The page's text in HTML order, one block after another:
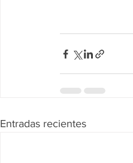
Entradas recientes